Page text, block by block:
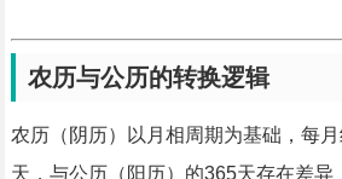
农历与公历的转换逻辑
农历（阴历）以月相周期为基础，每
天，与公历（阳历）的365天存在差异